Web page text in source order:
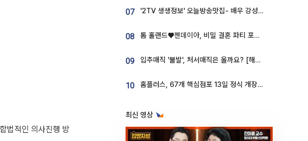
법적인 의사진행 방
07 '2TV 생생정보' 오늘방송맛집- 배우 강성진 단골! 쌀국수ㆍ푸팟퐁 커리 맛집 '블○○○'
08 톰 홀랜드♥젠데이아, 비밀 결혼 파티 포착⋯호텔 대관비만 9억
09 입추매직 '불발', 처서매직은 올까요? [해시태그]
10 홈플러스, 67개 핵심점포 13일 정식 개장…영업 재개 속도
최신 영상